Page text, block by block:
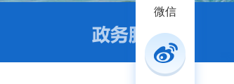
微信